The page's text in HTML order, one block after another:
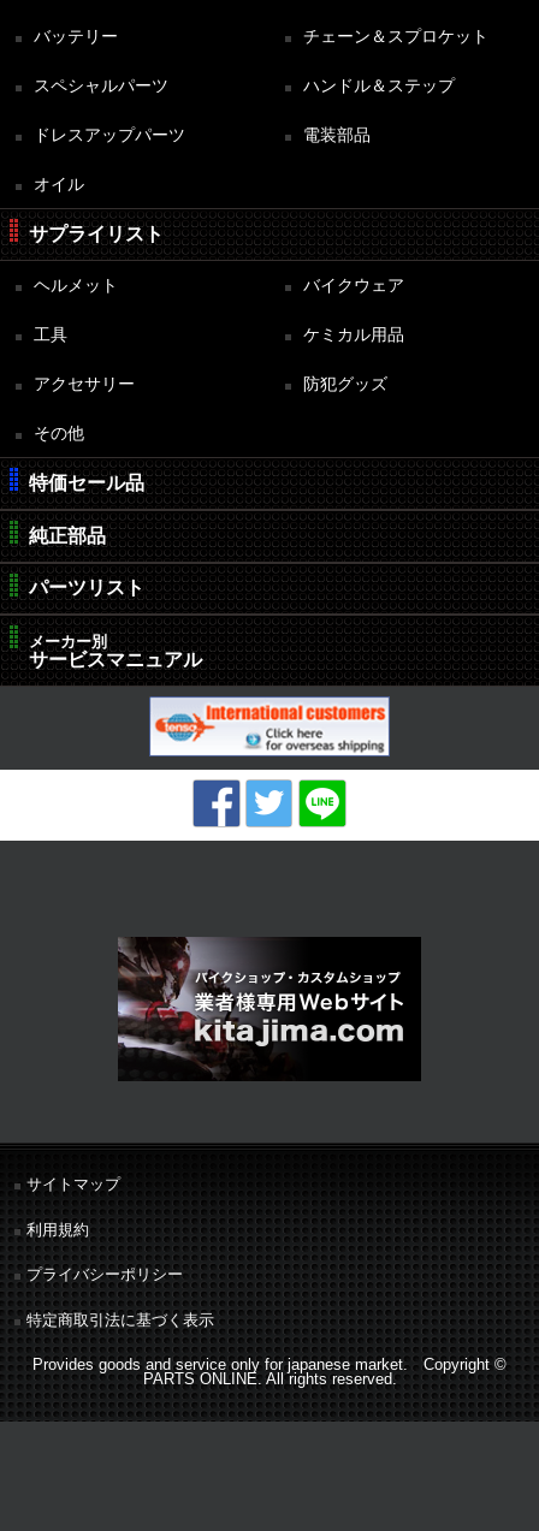
バッテリー チェーン＆スプロケット
スペシャルパーツ ハンドル＆ステップ
ドレスアップパーツ 電装部品
オイル
サプライリスト
ヘルメット バイクウェア
工具 ケミカル用品
アクセサリー 防犯グッズ
その他
特価セール品
純正部品
パーツリスト
メーカー別
サービスマニュアル
サイトマップ
利用規約
プライバシーポリシー
特定商取引法に基づく表示
Provides goods and service only for japanese market. Copyright ©
PARTS ONLINE. All rights reserved.